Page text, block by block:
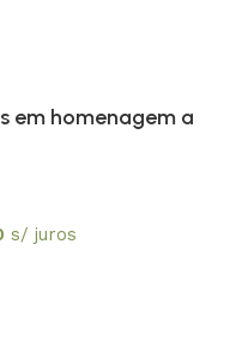
em homenagem a
s/ juros